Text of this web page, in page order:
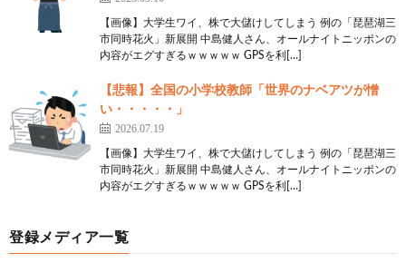
【画像】大学生ワイ、株で大儲けしてしまう 例の「琵琶湖三
市同時花火」新展開 中島健人さん、オールナイトニッポンの
内容がエグすぎるｗｗｗｗｗ GPSを利[…]
【悲報】全国の小学校教師「世界のナベアツが憎
い・・・・・」
2026.07.19
【画像】大学生ワイ、株で大儲けしてしまう 例の「琵琶湖三
市同時花火」新展開 中島健人さん、オールナイトニッポンの
内容がエグすぎるｗｗｗｗｗ GPSを利[…]
登録メディア一覧